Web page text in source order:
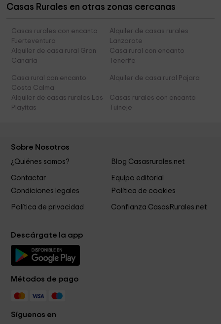
Casas Rurales en otras zonas cercanas
Casas rurales con encanto
Fuerteventura
Alquiler de casas rurales
Lanzarote
Alquiler de casa rural Gran
Canaria
Casa rural con encanto
Tenerife
Casa rural con encanto
Costa Calma
Alquiler de casa rural Pajara
Alquiler de casas rurales Las
Playitas
Casas rurales con encanto
Tuineje
Sobre Nosotros
¿Quiénes somos? Blog Casasrurales.net
Contactar
Equipo editorial
Condiciones legales
Política de cookies
Política de privacidad Confianza CasasRurales.net
Descárgate la app
Métodos de pago
Síguenos en